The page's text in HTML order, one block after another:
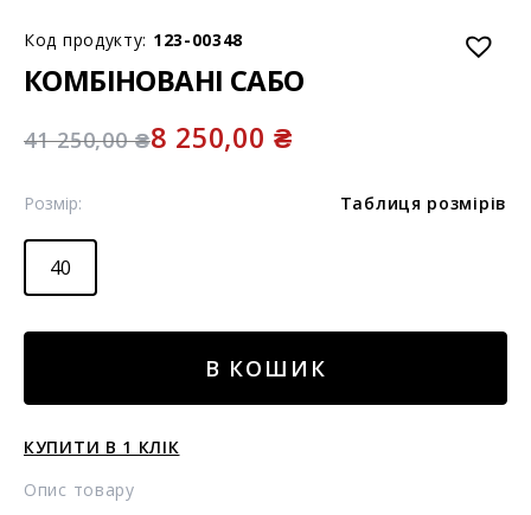
Код продукту: 123-00348
КОМБІНОВАНІ САБО
41 250,00₴8 250,00₴
Розмір: Таблиця розмірів
40
кількість
В КОШИК
КУПИТИ В 1 КЛІК
Опис товару